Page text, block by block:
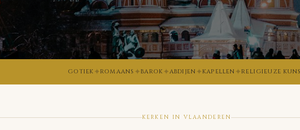
GOTIEK ✦ROMAANS ✦BAROK ✦ABDIJEN ✦KAPELLEN ✦RELIGIEUZE
KERKEN IN VLAANDEREN